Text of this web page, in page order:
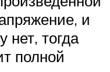
и
нет, тогда
полной